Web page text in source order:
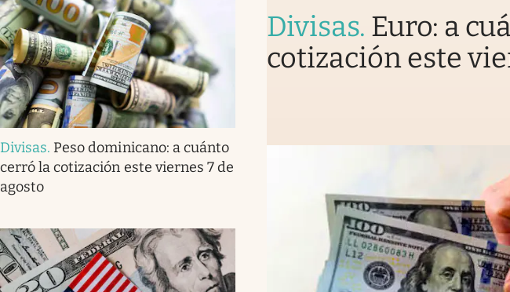
Divisas. Peso dominicano: a cuánto
cerró la cotización este viernes 7 de
agosto
Divisas. Euro: a
cotización este